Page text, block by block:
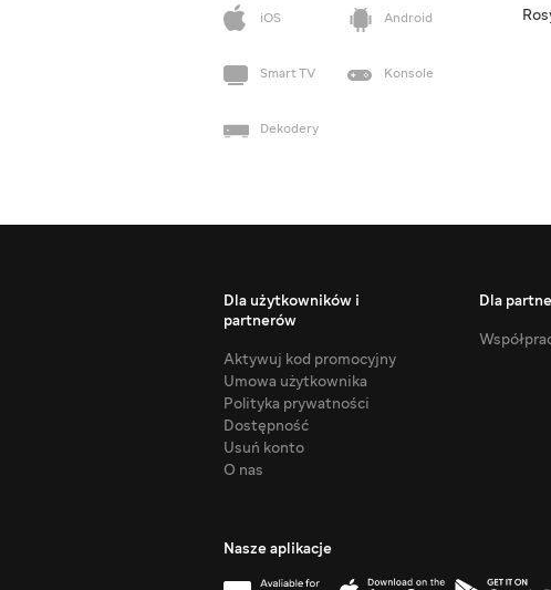
iOS
Android
Smart TV Konsole
Dekodery
Dla użytkowników i
partnerów
Aktywuj kod promocyjny
Umowa użytkownika
Polityka prywatności
Dostępność
Usuń konto
O nas
Dla
Nasze aplikacje